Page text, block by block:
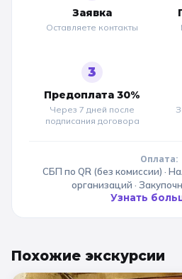
Заявка
Оставляете контакты
3
Предоплата 30%
Через 7 дней после
подписания договора
Оплата:
СБП по QR (без комиссии) ·
организаций ·
Узнать
Похожие экскурсии